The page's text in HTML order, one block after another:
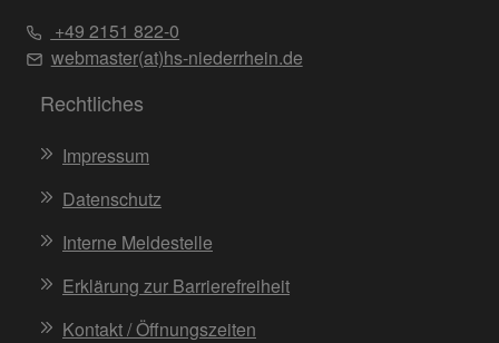
+49 2151 822-0
webmaster(at)hs-niederrhein.de
Rechtliches
Impressum
Datenschutz
Interne Meldestelle
Erklärung zur Barrierefreiheit
Kontakt / Öffnungszeiten